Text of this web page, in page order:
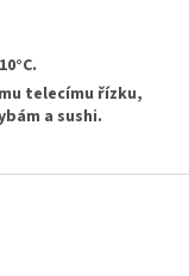
telecímu řízku,
a sushi.